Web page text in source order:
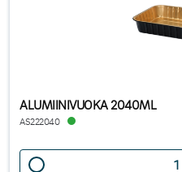
ALUMIINIVUOKA 2040ML
AS222040